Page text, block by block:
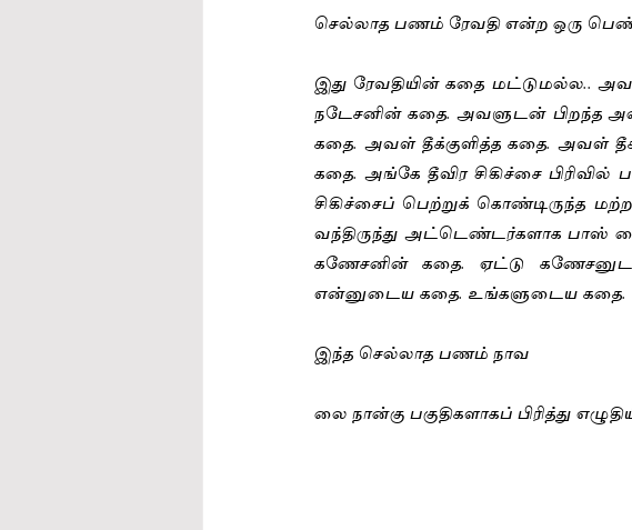
செல்லாத பணம் ரேவதி என்ற ஒரு
இது ரேவதியின் கதை மட்டுமல்ல..
நடேசனின் கதை. அவளுடன் பிறந்த
கதை. அவள் தீக்குளித்த கதை. அவள்
கதை. அங்கே தீவிர சிகிச்சை பிரிவில்
சிகிச்சைப் பெற்றுக் கொண்டிருந்த
வந்திருந்து அட்டெண்டர்களாக பாஸ்
கணேசனின் கதை. ஏட்டு
என்னுடைய கதை. உங்களுடைய கதை.
இந்த செல்லாத பணம் நாவ
லை நான்கு பகுதிகளாகப் பிரித்து